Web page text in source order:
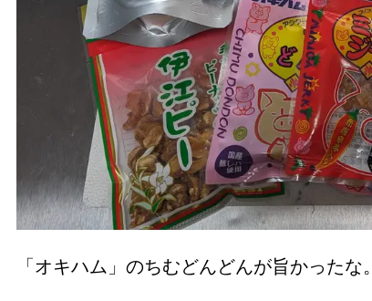
「オキハム」のちむどんどんが旨かったな。